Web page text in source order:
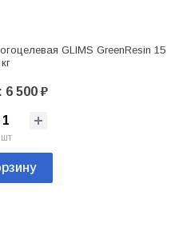
GLIMS GreenResin 15
кг
6 500 ₽
шт